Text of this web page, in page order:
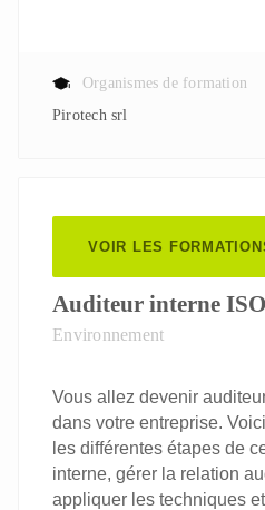
Organismes de formation
Pirotech srl
VOIR LES
Auditeur interne
Environnement
Vous allez devenir
dans votre entreprise.
les différentes étapes de
interne, gérer la relation
appliquer les techniques